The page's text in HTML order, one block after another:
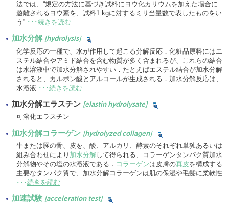
法では、“規定の方法に基づき試料にヨウ化カリウムを加えた場合に
遊離されるヨウ素を、試料1 kgに対するミリ当量数で表したものをい
う” ･･･ 続きを読む
加水分解 [hydrolysis]
化学反応の一種で、水が作用して起こる分解反応．化粧品原料にはエ
ステル結合やアミド結合を含む物質が多く含まれるが、これらの結合
は水溶液中で加水分解されやすい．たとえばエステル結合が加水分解
されると、カルボン酸とアルコールが生成される．加水分解反応は、
水溶液 ･･･ 続きを読む
加水分解エラスチン [elastin hydrolysate]
可溶化エラスチン
加水分解コラーゲン [hydrolyzed collagen]
牛または豚の骨、皮を、酸、アルカリ、酵素のそれぞれ単独あるいは
組み合わせにより 加水分解して得られる、コラーゲンタンパク質加水
分解物やその塩の水溶液である． コラーゲンは皮膚の真皮を構成する
主要なタンパク質で、加水分解コラーゲンは肌の保湿や毛髪に柔軟性
･･･ 続きを読む
加速試験 [acceleration test]